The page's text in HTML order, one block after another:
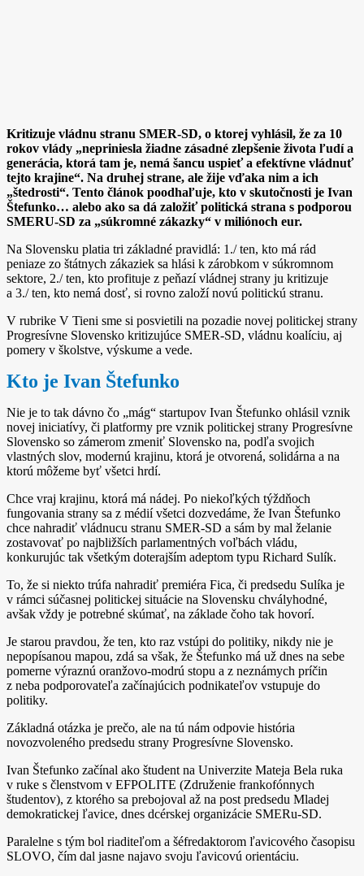
Kritizuje vládnu stranu SMER-SD, o ktorej vyhlásil, že za 10
rokov vlády „nepriniesla žiadne zásadné zlepšenie života ľudí a
generácia, ktorá tam je, nemá šancu uspieť a efektívne vládnuť
tejto krajine“. Na druhej strane, ale žije vďaka nim a ich
„štedrosti“. Tento článok poodhaľuje, kto v skutočnosti je Ivan
Štefunko… alebo ako sa dá založiť politická strana s podporou
SMERU-SD za „súkromné zákazky“ v miliónoch eur.
Na Slovensku platia tri základné pravidlá: 1./ ten, kto má rád
peniaze zo štátnych zákaziek sa hlási k zárobkom v súkromnom
sektore, 2./ ten, kto profituje z peňazí vládnej strany ju kritizuje
a 3./ ten, kto nemá dosť, si rovno založí novú politickú stranu.
V rubrike V Tieni sme si posvietili na pozadie novej politickej strany
Progresívne Slovensko kritizujúce SMER­‑SD, vládnu koalíciu, aj
pomery v školstve, výskume a vede.
Kto je Ivan Štefunko
Nie je to tak dávno čo „mág“ startupov Ivan Štefunko ohlásil vznik
novej iniciatívy, či platformy pre vznik politickej strany Progresívne
Slovensko so zámerom zmeniť Slovensko na, podľa svojich
vlastných slov, modernú krajinu, ktorá je otvorená, solidárna a na
ktorú môžeme byť všetci hrdí.
Chce vraj krajinu, ktorá má nádej. Po niekoľkých týždňoch
fungovania strany sa z médií všetci dozvedáme, že Ivan Štefunko
chce nahradiť vládnucu stranu SMER­‑SD a sám by mal želanie
zostavovať po najbližších parlamentných voľbách vládu,
konkurujúc tak všetkým doterajším adeptom typu Richard Sulík.
To, že si niekto trúfa nahradiť premiéra Fica, či predsedu Sulíka je
v rámci súčasnej politickej situácie na Slovensku chvályhodné,
avšak vždy je potrebné skúmať, na základe čoho tak hovorí.
Je starou pravdou, že ten, kto raz vstúpi do politiky, nikdy nie je
nepopísanou mapou, zdá sa však, že Štefunko má už dnes na sebe
pomerne výraznú oranžovo­‑modrú stopu a z neznámych príčin
z neba podporovateľa začínajúcich podnikateľov vstupuje do
politiky.
Základná otázka je prečo, ale na tú nám odpovie história
novozvoleného predsedu strany Progresívne Slovensko.
Ivan Štefunko začínal ako študent na Univerzite Mateja Bela ruka
v ruke s členstvom v EFPOLITE (Združenie frankofónnych
študentov), z ktorého sa prebojoval až na post predsedu Mladej
demokratickej ľavice, dnes dcérskej organizácie SMERu­‑SD.
Paralelne s tým bol riaditeľom a šéfredaktorom ľavicového časopisu
SLOVO, čím dal jasne najavo svoju ľavicovú orientáciu.